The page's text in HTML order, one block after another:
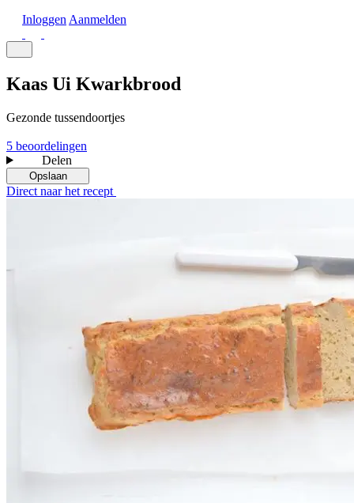
Inloggen Aanmelden
Kaas Ui Kwarkbrood
Gezonde tussendoortjes
5 beoordelingen
Delen
Opslaan
Direct naar het recept